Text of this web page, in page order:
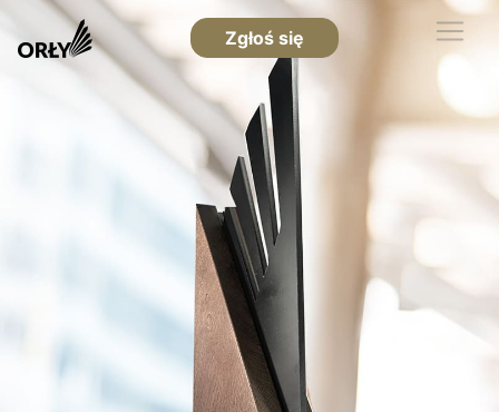
Zgłoś się